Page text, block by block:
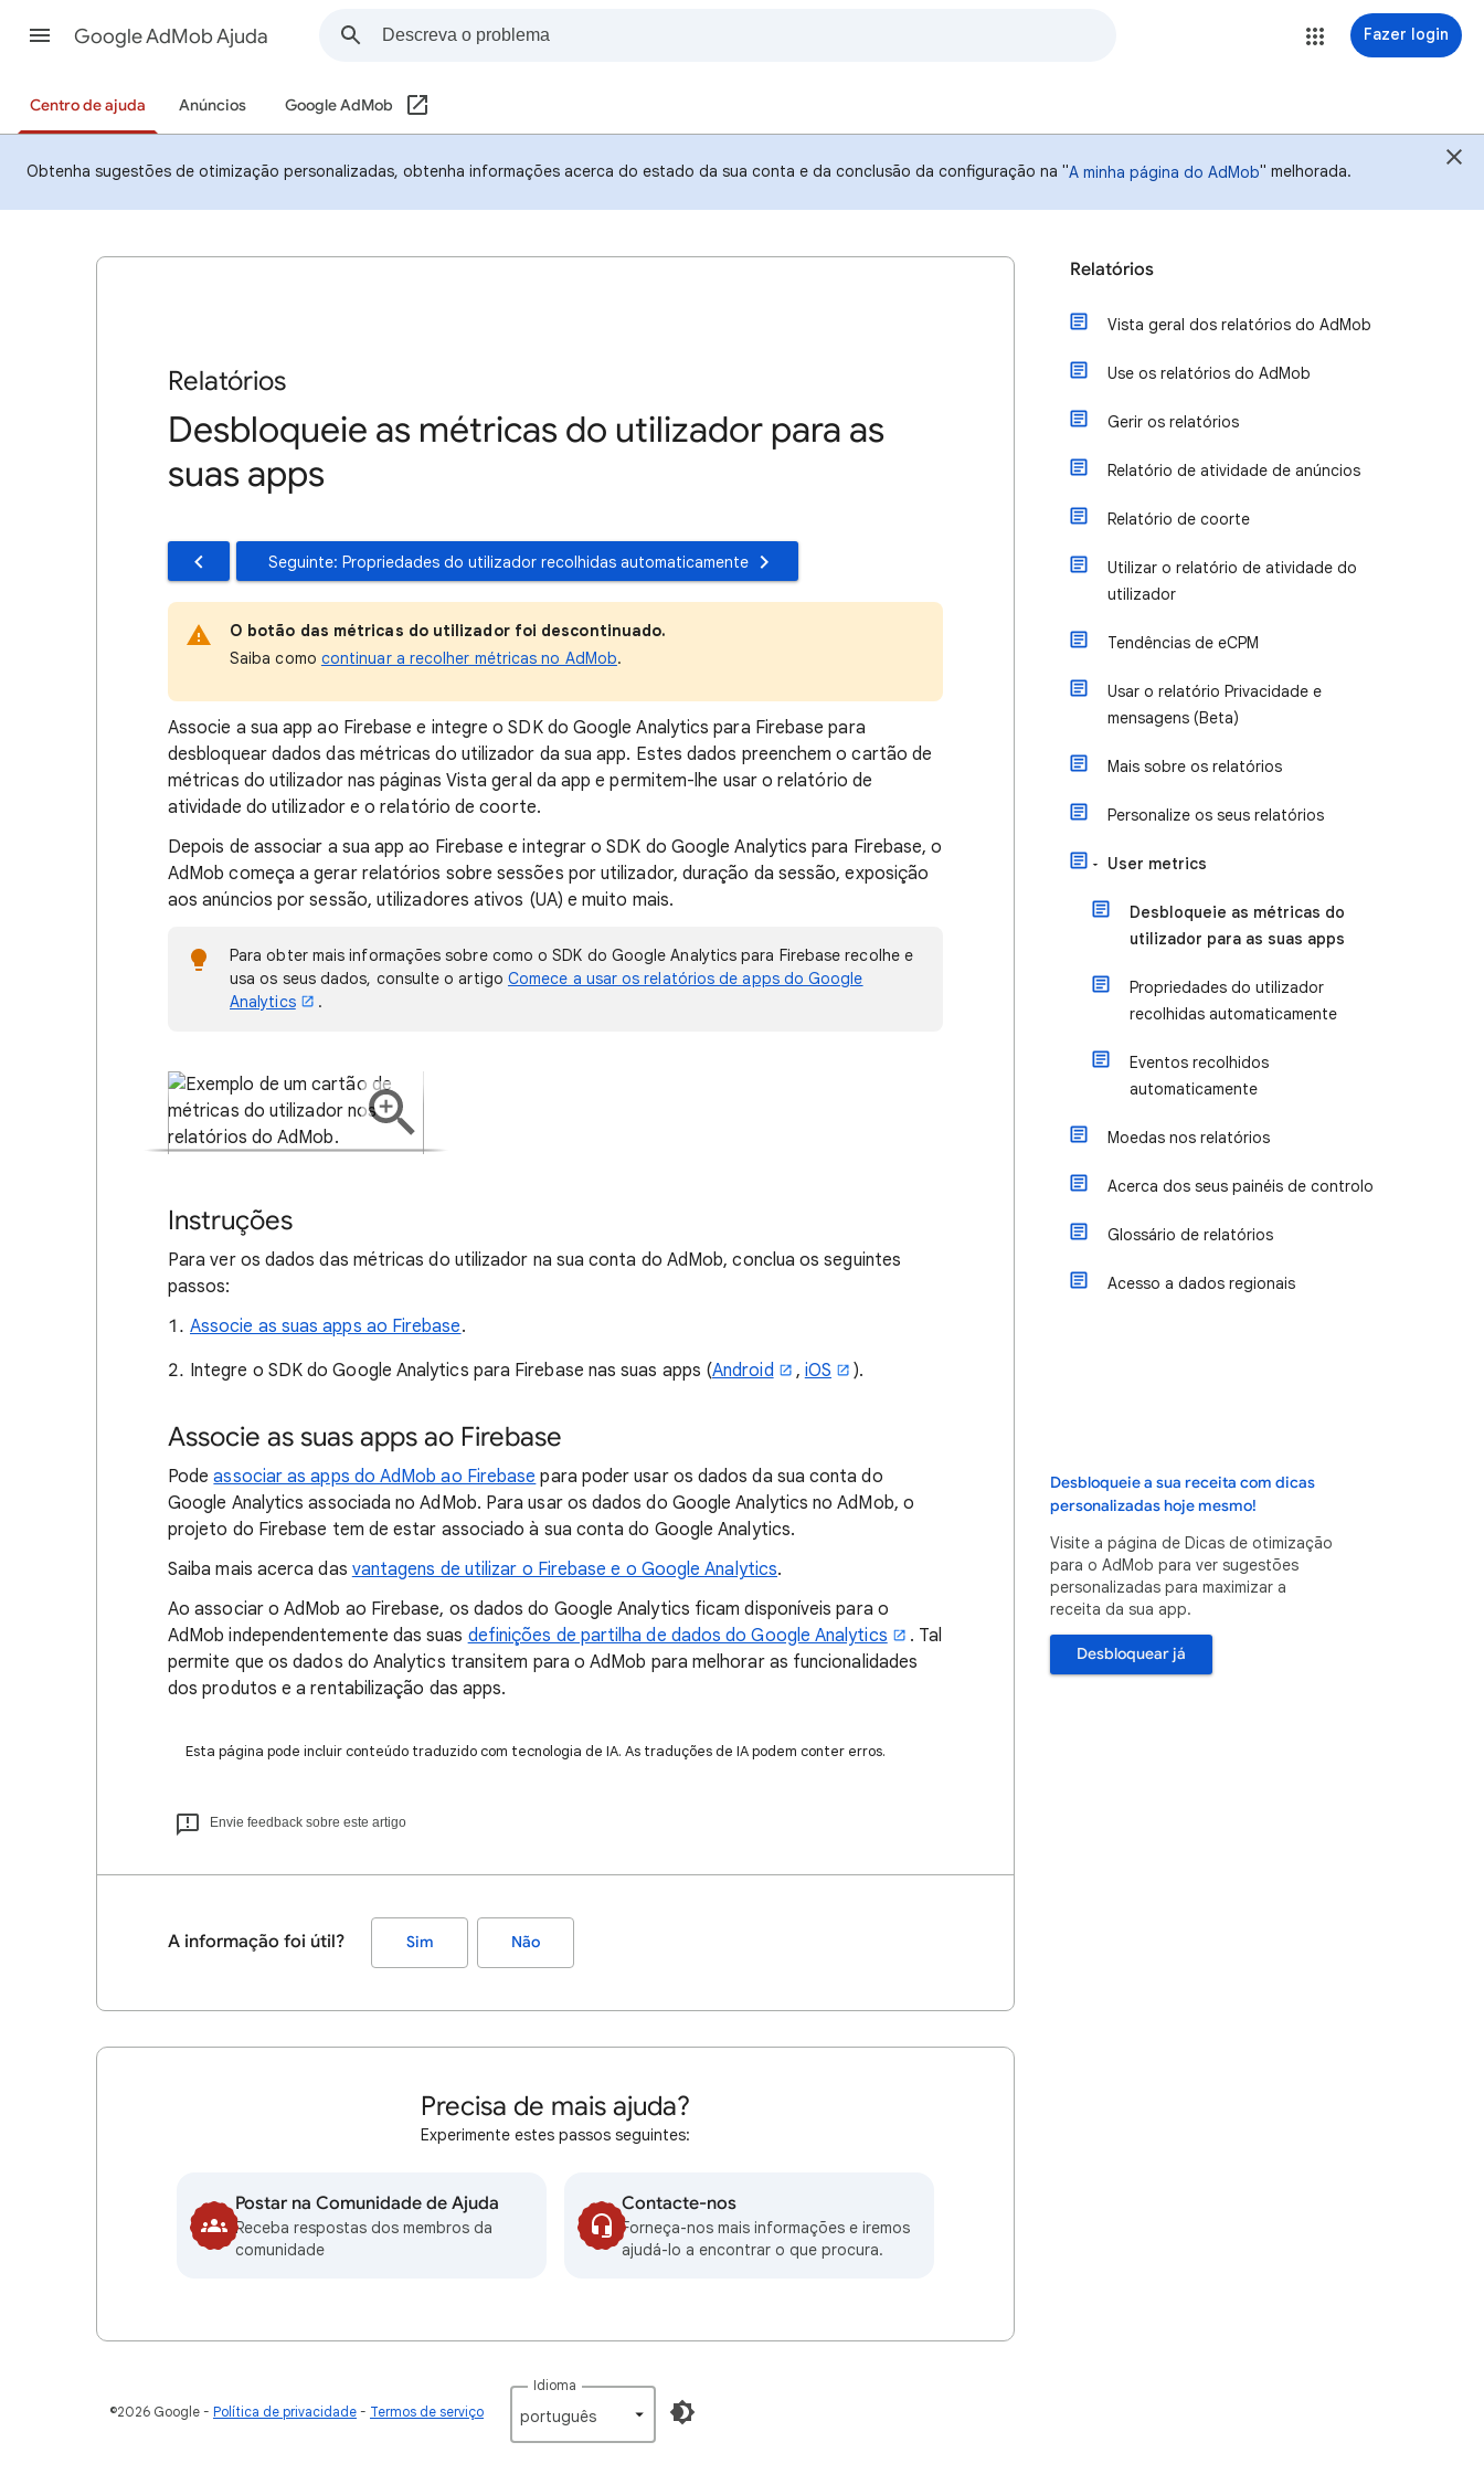
Google AdMob Ajuda Fazer login
Centro de ajuda Anúncios Google AdMob
Obtenha sugestões de otimização personalizadas, obtenha informações acerca do estado da sua conta e da conclusão da configuração na "A minha página do AdMob" melhorada.
Relatórios
Desbloqueie as métricas do utilizador para as
suas apps
Seguinte: Propriedades do utilizador recolhidas automaticamente
O botão das métricas do utilizador foi descontinuado.
Saiba como continuar a recolher métricas no AdMob.
Associe a sua app ao Firebase e integre o SDK do Google Analytics para Firebase para
desbloquear dados das métricas do utilizador da sua app. Estes dados preenchem o cartão de
métricas do utilizador nas páginas Vista geral da app e permitem-lhe usar o relatório de
atividade do utilizador e o relatório de coorte.
Depois de associar a sua app ao Firebase e integrar o SDK do Google Analytics para Firebase, o
AdMob começa a gerar relatórios sobre sessões por utilizador, duração da sessão, exposição
aos anúncios por sessão, utilizadores ativos (UA) e muito mais.
Para obter mais informações sobre como o SDK do Google Analytics para Firebase recolhe e
usa os seus dados, consulte o artigo Comece a usar os relatórios de apps do Google
Analytics
.
Instruções
Para ver os dados das métricas do utilizador na sua conta do AdMob, conclua os seguintes
passos:
Associe as suas apps ao Firebase.
Integre o SDK do Google Analytics para Firebase nas suas apps (Android , iOS ).
Associe as suas apps ao Firebase
Podeassociar as apps do AdMob ao Firebase para poder usar os dados da sua conta do
Google Analytics associada no AdMob. Para usar os dados do Google Analytics no AdMob, o
projeto do Firebase tem de estar associado à sua conta do Google Analytics.
Saiba mais acerca das vantagens de utilizar o Firebase e o Google Analytics.
Ao associar o AdMob ao Firebase, os dados do Google Analytics ficam disponíveis para o
AdMob independentemente das suas definições de partilha de dados do Google Analytics
. Tal
permite que os dados do Analytics transitem para o AdMob para melhorar as funcionalidades
dos produtos e a rentabilização das apps.
Esta página pode incluir conteúdo traduzido com tecnologia de IA. As traduções de IA podem conter erros.
Envie feedback sobre este artigo
A informação foi útil? Sim Não
Precisa de mais ajuda?
Experimente estes passos seguintes:
Postar na Comunidade de Ajuda
Receba respostas dos membros da
comunidade
Contacte-nos
Forneça-nos mais informações e iremos
ajudá-lo a encontrar o que procura.
Relatórios
Vista geral dos relatórios do AdMob
Use os relatórios do AdMob
Gerir os relatórios
Relatório de atividade de anúncios
Relatório de coorte
Utilizar o relatório de atividade do
utilizador
Tendências de eCPM
Usar o relatório Privacidade e
mensagens (Beta)
Mais sobre os relatórios
Personalize os seus relatórios
User metrics
Desbloqueie as métricas do
utilizador para as suas apps
Propriedades do utilizador
recolhidas automaticamente
Eventos recolhidos
automaticamente
Moedas nos relatórios
Acerca dos seus painéis de controlo
Glossário de relatórios
Acesso a dados regionais
Desbloqueie a sua receita com dicas
personalizadas hoje mesmo!
Visite a página de Dicas de otimização
para o AdMob para ver sugestões
personalizadas para maximizar a
receita da sua app.
Desbloquear já
©2026 Google Política de privacidade Termos de serviço
Idioma
português‎